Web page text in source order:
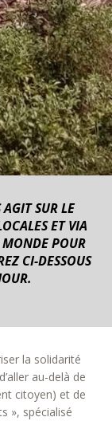
SUR LE
ET VIA
MONDE POUR
CI-DESSOUS
la solidarité
au-delà de
citoyen) et de
», spécialisé